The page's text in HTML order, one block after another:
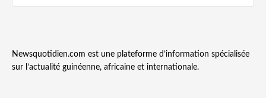
Newsquotidien.com est une plateforme d’information spécialisée
sur l’actualité guinéenne, africaine et internationale.